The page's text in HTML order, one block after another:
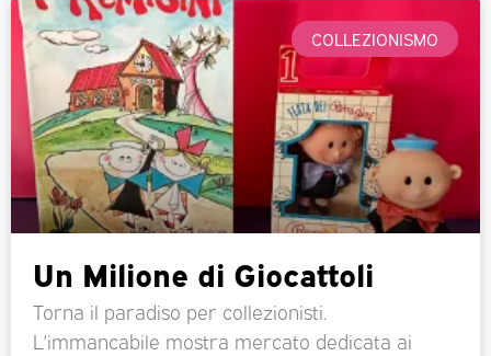
COLLEZIONISMO
Un Milione di Giocattoli
Torna il paradiso per collezionisti.
L’immancabile mostra mercato dedicata ai